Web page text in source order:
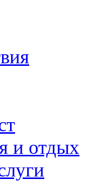
и отдых